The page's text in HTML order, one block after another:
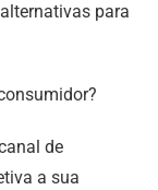
para
de
a sua